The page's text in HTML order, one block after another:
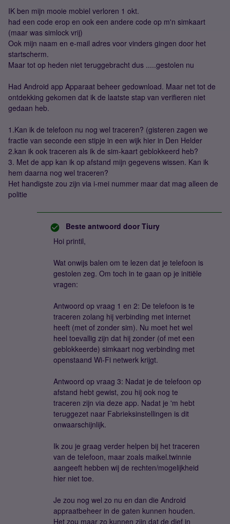
IK ben mijn mooie mobiel verloren 1 okt.
had een code erop en ook een andere code op m'n simkaart
(maar was simlock vrij)
Ook mijn naam en e-mail adres voor vinders gingen door het
startscherm.
Maar tot op heden niet teruggebracht dus .....gestolen nu
Had Android app Apparaat beheer gedownload. Maar net tot de
ontdekking gekomen dat ik de laatste stap van verifieren niet
gedaan heb.
1.Kan ik de telefoon nu nog wel traceren? (gisteren zagen we
fractie van seconde een stipje in een wijk hier in Den Helder
2.kan ik ook traceren als ik de sim-kaart geblokkeerd heb?
3. Met de app kan ik op afstand mijn gegevens wissen. Kan ik
hem daarna nog wel traceren?
Het handigste zou zijn via i-mei nummer maar dat mag alleen de
politie
Beste antwoord door Tiury
Hoi printil,
Wat onwijs balen om te lezen dat je telefoon is
gestolen zeg. Om toch in te gaan op je initiële
vragen:
Antwoord op vraag 1 en 2: De telefoon is te
traceren zolang hij verbinding met internet
heeft (met of zonder sim). Nu moet het wel
heel toevallig zijn dat hij zonder (of met een
geblokkeerde) simkaart nog verbinding met
openstaand Wi-Fi netwerk krijgt.
Antwoord op vraag 3: Nadat je de telefoon op
afstand hebt gewist, zou hij ook nog te
traceren zijn via deze app. Nadat je 'm hebt
teruggezet naar Fabrieksinstellingen is dit
onwaarschijnlijk.
Ik zou je graag verder helpen bij het traceren
van de telefoon, maar zoals maikel.twinnie
aangeeft hebben wij de rechten/mogelijkheid
hier niet toe.
Je zou nog wel zo nu en dan die Android
appraatbeheer in de gaten kunnen houden.
Het zou maar zo kunnen zijn dat de dief in